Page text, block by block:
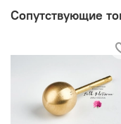
Сопутствующие